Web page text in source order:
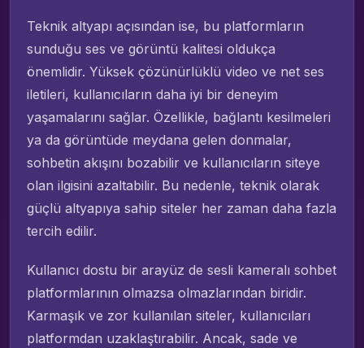
Teknik altyapı açısından ise, bu platformların
sunduğu ses ve görüntü kalitesi oldukça
önemlidir. Yüksek çözünürlüklü video ve net ses
iletileri, kullanıcıların daha iyi bir deneyim
yaşamalarını sağlar. Özellikle, bağlantı kesilmeleri
ya da görüntüde meydana gelen donmalar,
sohbetin akışını bozabilir ve kullanıcıların siteye
olan ilgisini azaltabilir. Bu nedenle, teknik olarak
güçlü altyapıya sahip siteler her zaman daha fazla
tercih edilir.
Kullanıcı dostu bir arayüz de sesli kameralı sohbet
platformlarının olmazsa olmazlarından biridir.
Karmaşık ve zor kullanılan siteler, kullanıcıları
platformdan uzaklaştırabilir. Ancak, sade ve